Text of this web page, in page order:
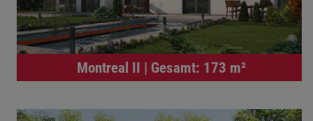
Montreal II | Gesamt: 173 m²